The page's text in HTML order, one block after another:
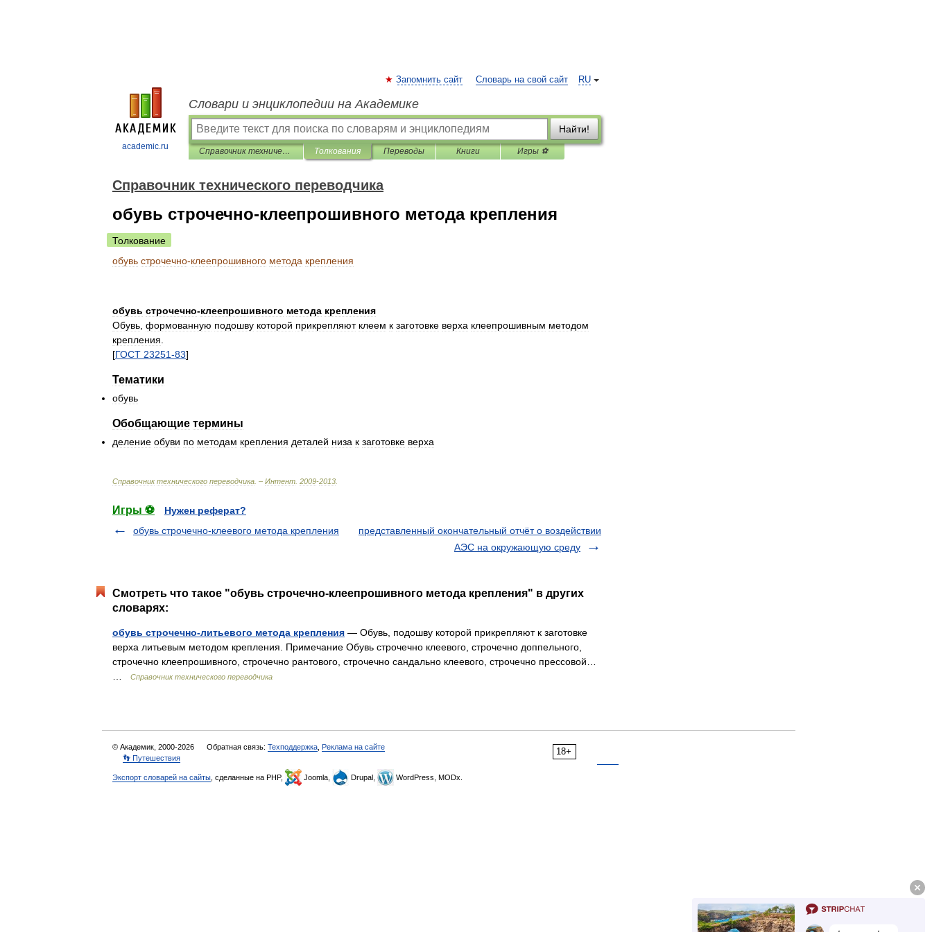
academic.ru
RU
Запомнить сайт Словарь на свой сайт
Словари и энциклопедии на Академике
Найти!
Справочник технического переводчика Толкования Переводы Книги Игры ⚽
Справочник технического переводчика
обувь строчечно-клеепрошивного метода крепления
Толкование
обувь строчечно-клеепрошивного метода крепления
обувь строчечно-клеепрошивного метода крепления
Обувь формованную подошву которой прикрепляют клеем к заготовке верха клеепрошивным методом
крепления
[ГОСТ 23251-83]
Тематики
обувь
Обобщающие термины
деление обуви по методам крепления деталей низа к заготовке верха
Справочник технического переводчика . – Интент 2009-2013
Игры ⚽
Нужен реферат?
обувь строчечно-клеевого метода крепления
представленный окончательный отчёт о воздействии
АЭС на окружающую среду
Смотреть что такое "обувь строчечно-клеепрошивного метода крепления" в других
словарях:
обувь строчечно-литьевого метода крепления — Обувь, подошву которой прикрепляют к заготовке
верха литьевым методом крепления. Примечание Обувь строчечно клеевого, строчечно доппельного,
строчечно клеепрошивного, строчечно рантового, строчечно сандально клеевого, строчечно прессовой…
Справочник технического переводчика
18+
© Академик, 2000-2026 Обратная связь: Техподдержка Реклама на сайте
👣 Путешествия
Экспорт словарей на сайты , сделанные на PHP, Joomla, Drupal, WordPress, MODx.